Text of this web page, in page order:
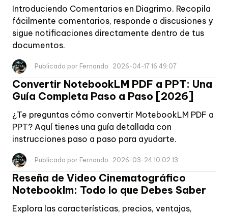
Introduciendo Comentarios en Diagrimo. Recopila
fácilmente comentarios, responde a discusiones y
sigue notificaciones directamente dentro de tus
documentos.
Publicado por Fernando 2026-04-17 16:49:07
Convertir NotebookLM PDF a PPT: Una
Guía Completa Paso a Paso [2026]
¿Te preguntas cómo convertir MotebookLM PDF a
PPT? Aquí tienes una guía detallada con
instrucciones paso a paso para ayudarte.
Publicado por Fernando 2026-03-24 10:02:13
Reseña de Video Cinematográfico
Notebooklm: Todo lo que Debes Saber
Explora las características, precios, ventajas,